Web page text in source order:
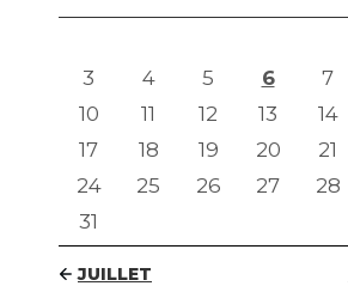
3
4 5 6 7
10
11 12 13 14
17
18 19 20 21
24
25 26 27 28
31
JUILLET